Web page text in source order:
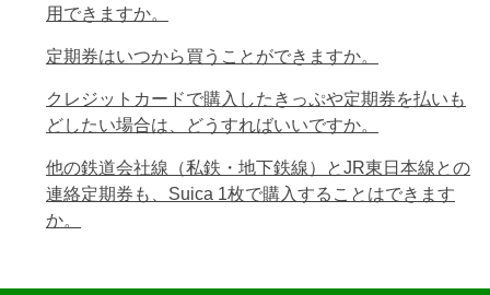
用できますか。
定期券はいつから買うことができますか。
クレジットカードで購入したきっぷや定期券を払いも
どしたい場合は、どうすればいいですか。
他の鉄道会社線（私鉄・地下鉄線）とJR東日本線との
連絡定期券も、Suica 1枚で購入することはできます
か。